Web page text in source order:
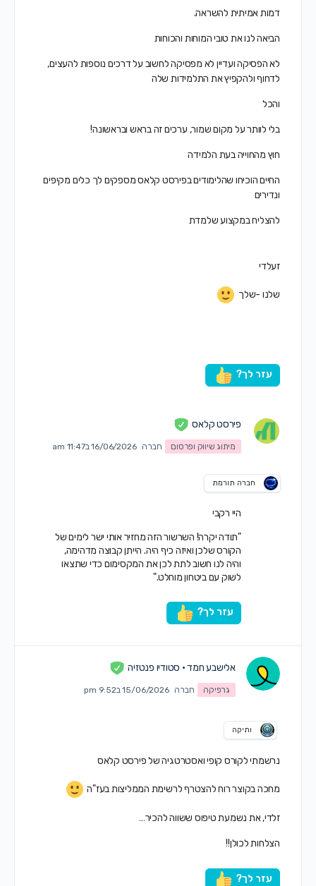
דמות אמיתית להשראה.
הביאה לנו את טובי המוחות והכוחות
לא הפסיקה ועדיין לא מפסיקה לחשוב על דרכים נוספות להעצים,
לדחוף ולהקפיץ את התלמידות שלה
והכל
בלי לוותר על מקום שמור, ערכים זה בראש ובראשונה!
חוץ מהחוייה בעת הלמידה
החיים הוכיחו שהלימודים בפירסט קלאס מספקים לך כלים מקיפים
ונדירים
להצליח במקצוע שלמדת
זעלדי
שלנו -שלך
עזר לך?
פירסט קלאס
מיתוג שיווק ופרסום חברה 16/06/2026 ב11:47 am
חברה תורמת
היי רקבי
"תודה יקרה! השרשור הזה מחזיר אותי ישר לימים של
הקורס שלכן ואיזה כיף היה. הייתן קבוצה מדהימה,
והיה לנו חשוב לתת לכן את המקסימום כדי שתצאו
לשוק עם ביטחון מוחלט."
עזר לך?
אלישבע חמד • סטודיו פנטזיה
גרפיקה חברה 15/06/2026 ב9:52 pm
ותיקה
נרשמתי לקורס קופי ואסטרטגיה של פירסט קלאס
מחכה בקוצר רוח להצטרף לרשימת הממליצות בעז"ה
זלדי, את נשמעת טיפוס ששווה להכיר…
הצלחות לכולן!!
עזר לך?